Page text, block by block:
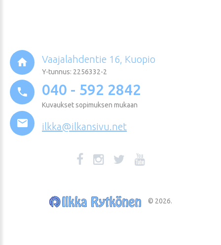
Vaajalahdentie 16, Kuopio
Y-tunnus: 2256332-2
040 - 592 2842
Kuvaukset sopimuksen mukaan
ilkka@ilkansivu.net
© 2026.